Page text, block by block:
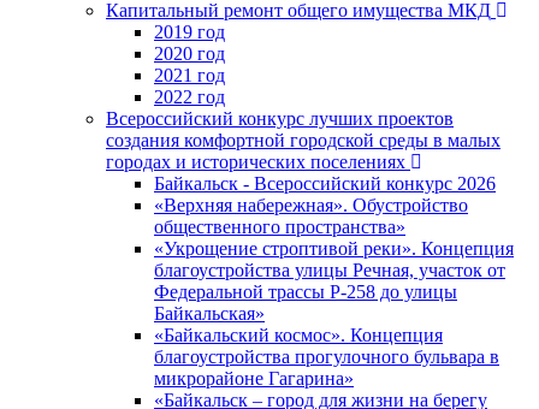
Капитальный ремонт общего имущества МКД
2019 год
2020 год
2021 год
2022 год
Всероссийский конкурс лучших проектов
создания комфортной городской среды в малых
городах и исторических поселениях
Байкальск - Всероссийский конкурс 2026
«Верхняя набережная». Обустройство
общественного пространства»
«Укрощение строптивой реки». Концепция
благоустройства улицы Речная, участок от
Федеральной трассы Р-258 до улицы
Байкальская»
«Байкальский космос». Концепция
благоустройства прогулочного бульвара в
микрорайоне Гагарина»
«Байкальск – город для жизни на берегу